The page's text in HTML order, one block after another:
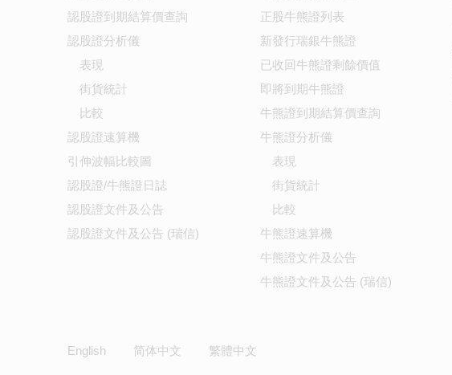
認股證到期結算價查詢
認股證分析儀
表現
街貨統計
比較
認股證速算機
引伸波幅比較圖
認股證/牛熊證日誌
認股證文件及公告
認股證文件及公告 (瑞信)
正股牛熊證列表
新發行瑞銀牛熊證
已收回牛熊證剩餘價值
即將到期牛熊證
牛熊證到期結算價查詢
牛熊證分析儀
表現
街貨統計
比較
牛熊證速算機
牛熊證文件及公告
牛熊證文件及公告 (瑞信)
English 简体中文 繁體中文